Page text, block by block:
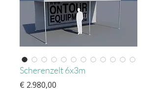
Scherenzelt 6x3m
€ 2.980,00